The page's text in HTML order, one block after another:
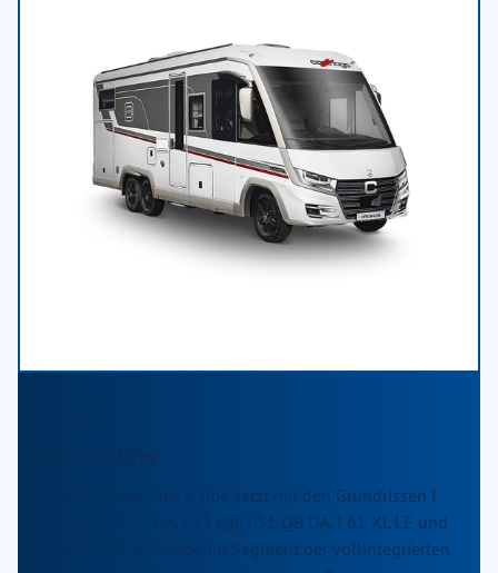
Der Carthago Chic e-line setzt mit den Grundrissen I
50 LE, I 50 LE DA, I 51 QB, I 51 QB DA, I 61 XL LE und
I 64 XL QB Maßstäbe im Segment der vollintegrierten